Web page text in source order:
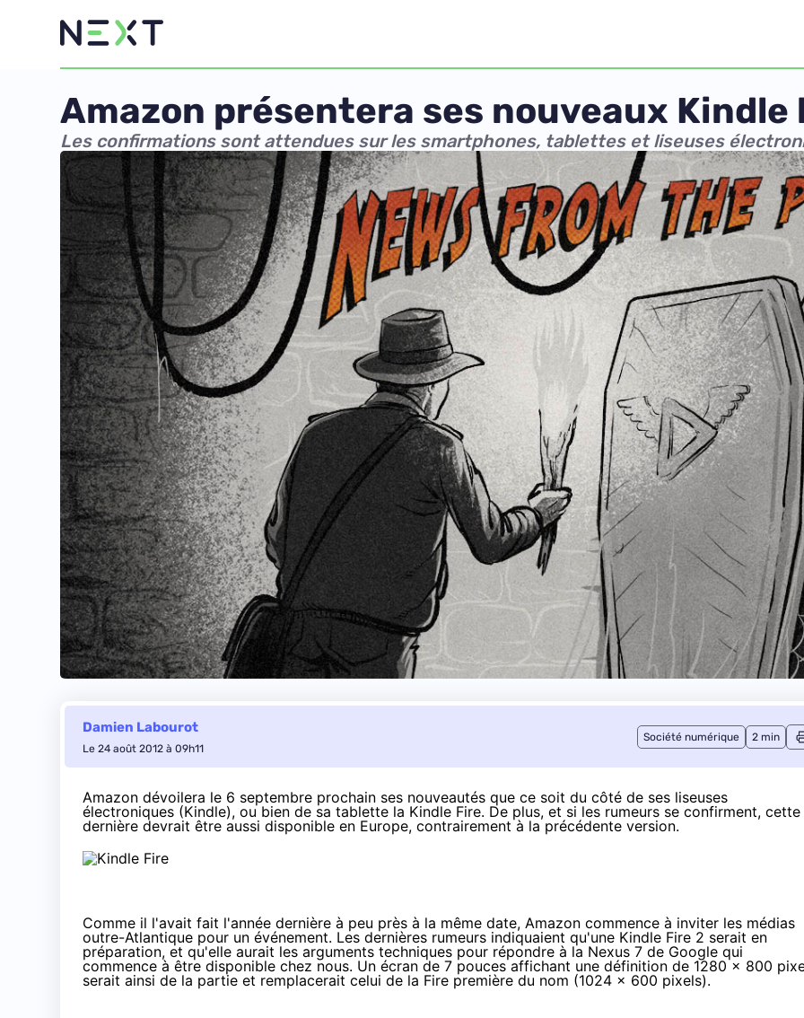
Amazon présentera ses nouveaux Kindle
Les confirmations sont attendues sur les smartphones, tablettes et liseuses
Damien Labourot
Le 24 août 2012 à 09h11
Société numérique 2 min
Amazon dévoilera le 6 septembre prochain ses nouveautés que ce soit du côté de ses liseuses
électroniques (Kindle), ou bien de sa tablette la Kindle Fire. De plus, et si les rumeurs se confirment, cette
dernière devrait être aussi disponible en Europe, contrairement à la précédente version.
Comme il l'avait fait l'année dernière à peu près à la même date, Amazon commence à inviter les médias
outre-Atlantique pour un événement. Les dernières rumeurs indiquaient qu'une Kindle Fire 2 serait en
préparation, et qu'elle aurait les arguments techniques pour répondre à la Nexus 7 de Google qui
commence à être disponible chez nous. Un écran de 7 pouces affichant une définition de 1280 x 800
serait ainsi de la partie et remplacerait celui de la Fire première du nom (1024 x 600 pixels).